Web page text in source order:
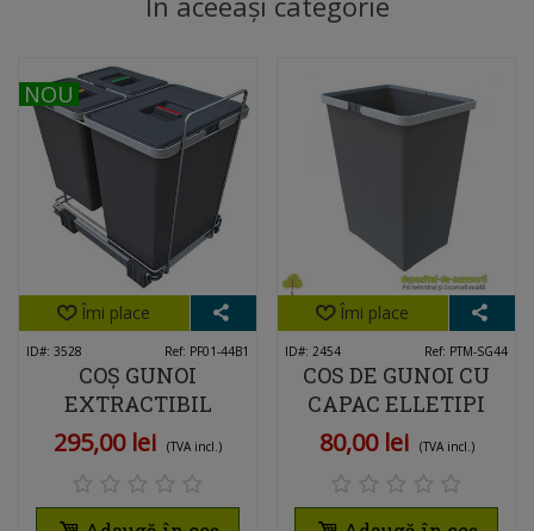
NOU
NOU
Îmi place
ID#: 3528 Ref: PF01-44B1
COȘ GUNOI
EXTRACTIBIL
ELLETIPI ECOFIL
PF01 44B1, 40L,
SISTEM
ÎNCORPORAT
295,00 lei (TVA incl.)
Îmi place
ID#: 2454 Ref: PTM-SG44
COS DE GUNOI CU
CAPAC ELLETIPI
PTM SG44 24L
80,00 lei (TVA incl.)